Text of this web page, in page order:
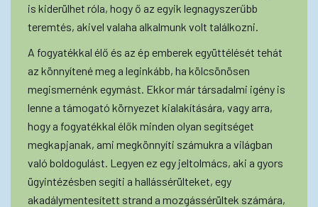
is kiderülhet róla, hogy ő az egyik legnagyszerűbb
teremtés, akivel valaha alkalmunk volt találkozni.
A fogyatékkal élő és az ép emberek együttélését tehát
az könnyítené meg a leginkább, ha kölcsönösen
megismernénk egymást. Ekkor már társadalmi igény is
lenne a támogató környezet kialakítására, vagy arra,
hogy a fogyatékkal élők minden olyan segítséget
megkapjanak, ami megkönnyíti számukra a világban
való boldogulást. Legyen ez egy jeltolmács, aki a gyors
ügyintézésben segíti a hallássérülteket, egy
akadálymentesített strand a mozgássérültek számára,